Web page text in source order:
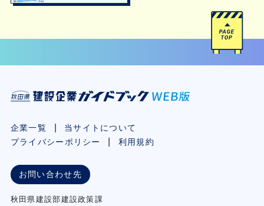
企業一覧
当サイトについて
プライバシーポリシー
利用規約
お問い合わせ先
秋⽥県建設部建設政策課